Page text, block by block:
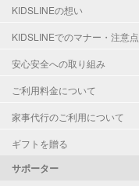
KIDSLINEの想い
KIDSLINEでのマナー・注意点
安心安全への取り組み
ご利用料金について
家事代行のご利用について
ギフトを贈る
サポーター